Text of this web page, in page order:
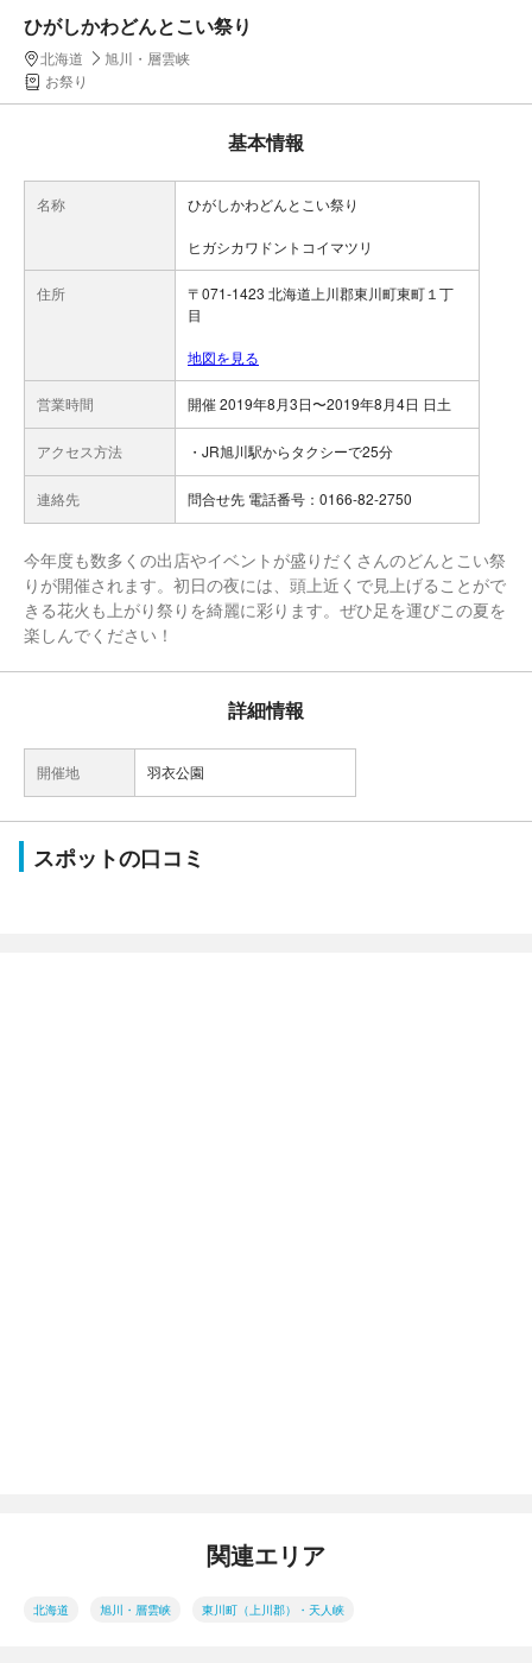
ひがしかわどんとこい祭り
北海道
旭川・層雲峡
お祭り
基本情報
名称 ひがしかわどんとこい祭り
ヒガシカワドントコイマツリ
住所
〒071-1423 北海道上川郡東川町東町１丁
目
地図を見る
営業時間 開催 2019年8月3日〜2019年8月4日 日土
アクセス方法 ・JR旭川駅からタクシーで25分
連絡先 問合せ先 電話番号：0166-82-2750
今年度も数多くの出店やイベントが盛りだくさんのどんとこい祭
りが開催されます。初日の夜には、頭上近くで見上げることがで
きる花火も上がり祭りを綺麗に彩ります。ぜひ足を運びこの夏を
楽しんでください！
詳細情報
開催地 羽衣公園
スポットの口コミ
関連エリア
北海道 旭川・層雲峡 東川町（上川郡）・天人峡